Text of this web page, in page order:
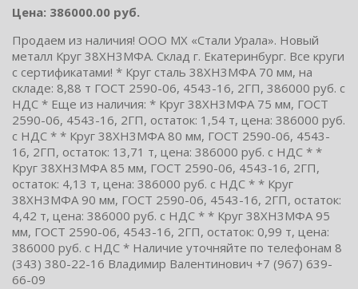
Цена: 386000.00 руб.
Продаем из наличия! ООО МХ «Стали Урала». Новый
металл Круг 38ХН3МФА. Склад г. Екатеринбург. Все круги
с сертификатами! * Круг сталь 38ХН3МФА 70 мм, на
складе: 8,88 т ГОСТ 2590-06, 4543-16, 2ГП, 386000 руб. с
НДС * Еще из наличия: * Круг 38ХН3МФА 75 мм, ГОСТ
2590-06, 4543-16, 2ГП, остаток: 1,54 т, цена: 386000 руб.
с НДС * * Круг 38ХН3МФА 80 мм, ГОСТ 2590-06, 4543-
16, 2ГП, остаток: 13,71 т, цена: 386000 руб. с НДС * *
Круг 38ХН3МФА 85 мм, ГОСТ 2590-06, 4543-16, 2ГП,
остаток: 4,13 т, цена: 386000 руб. с НДС * * Круг
38ХН3МФА 90 мм, ГОСТ 2590-06, 4543-16, 2ГП, остаток:
4,42 т, цена: 386000 руб. с НДС * * Круг 38ХН3МФА 95
мм, ГОСТ 2590-06, 4543-16, 2ГП, остаток: 0,99 т, цена:
386000 руб. с НДС * Наличие уточняйте по телефонам 8
(343) 380-22-16 Владимир Валентинович +7 (967) 639-
66-09